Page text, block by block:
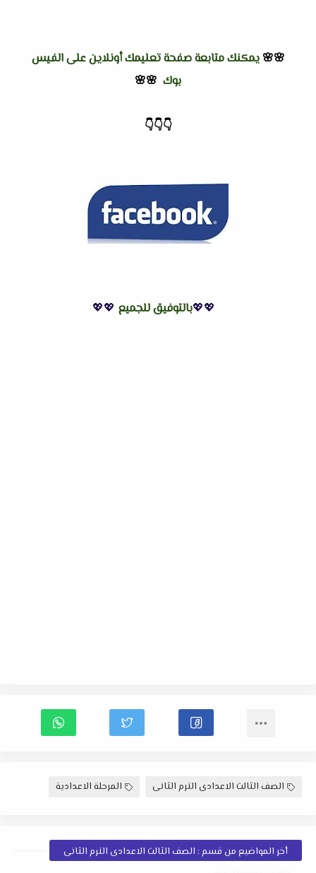
🌸🌸 يمكنك متابعة صفحة تعليمك أونلاين على الفيس
بوك 🌸🌸
👇
👇
👇
💖💖بالتوفيق للجميع 💖💖
الصف الثالث الاعدادى الترم الثانى المرحلة الاعدادية
أخر المواضيع من قسم : الصف الثالث الاعدادى الترم الثانى